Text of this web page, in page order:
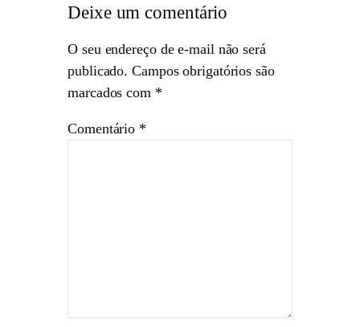
Deixe um comentário
O seu endereço de e-mail não será
publicado. Campos obrigatórios são
marcados com *
Comentário *